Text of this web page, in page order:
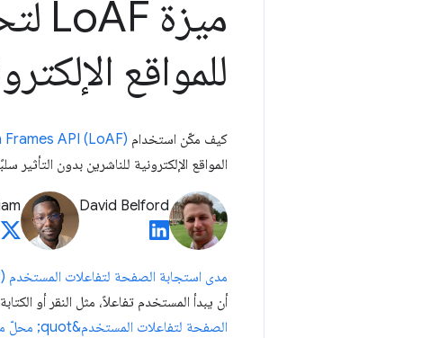
ميزة Lo
للمواقع
كيف مكّن استخدام API (LoAF)
المواقع الإلكترونية للناشرين بدون التأثير
David Belford
مدى استجابة الصفحة لتفاعلات المستخدم (INP)
أن يبدأ المستخدم تفاعلاً، مثل النقر أو
الصفحة لتفاعلات المستخدم&quot; محلّ مقياس &quot;مهلة الاستجابة الأولى&quot; كأحد مؤشرات Core Web Vitals في مارس 2024